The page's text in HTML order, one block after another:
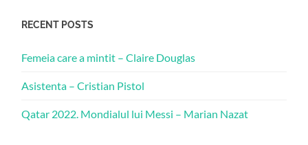
RECENT POSTS
Femeia care a mintit – Claire Douglas
Asistenta – Cristian Pistol
Qatar 2022. Mondialul lui Messi – Marian Nazat